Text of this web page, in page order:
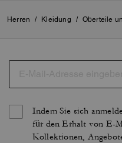
Herren / Kleidung / Oberteile
Indem Sie sich
für den Erhalt von E-
Kollektionen,